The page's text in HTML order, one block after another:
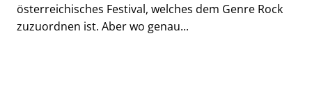
österreichisches Festival, welches dem Genre Rock
zuzuordnen ist. Aber wo genau...